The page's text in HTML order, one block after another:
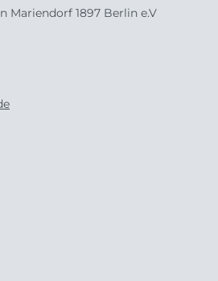
Mariendorf 1897 Berlin e.V